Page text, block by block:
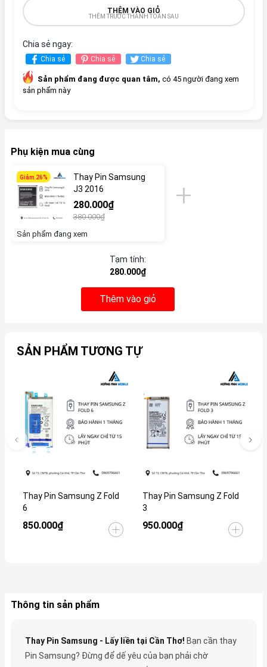
THÊM VÀO GIỎ
THÊM TRƯỚC THANH TOÁN SAU
Chia sẻ ngay:
Chia sẻ Chia sẻ Chia sẻ
Sản phẩm đang được quan tâm, có 45 người đang xem
sản phẩm này
Phụ kiện mua cùng
Giảm 26%
Thay Pin Samsung
J3 2016
280.000₫
380.000₫
Sản phẩm đang xem
Tạm tính:
280.000₫
Thêm vào giỏ
SẢN PHẨM TƯƠNG TỰ
Thay Pin Samsung Z Fold
6
850.000₫
Thay Pin Samsung Z Fold
3
950.000₫
Thông tin sản phẩm
Thay Pin Samsung - Lấy liền tại Cần Thơ! Bạn cần thay
Pin Samsung? Đừng để dế yêu của bạn phải chờ